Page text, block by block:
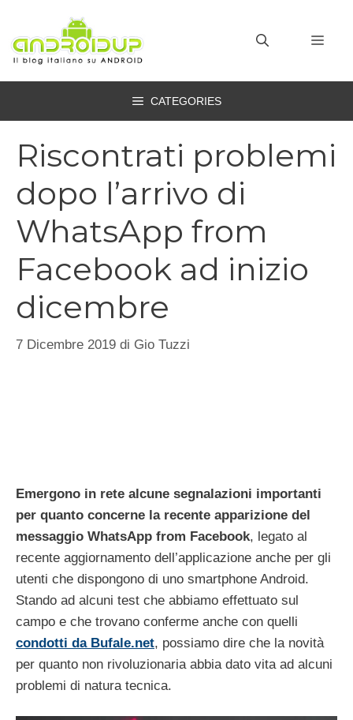
contenuto
CATEGORIES
Riscontrati problemi
dopo l’arrivo di
WhatsApp from
Facebook ad inizio
dicembre
7 Dicembre 2019 di Gio Tuzzi
Emergono in rete alcune segnalazioni importanti
per quanto concerne la recente apparizione del
messaggio WhatsApp from Facebook, legato al
recente aggiornamento dell’applicazione anche per gli
utenti che dispongono di uno smartphone Android.
Stando ad alcuni test che abbiamo effettuato sul
campo e che trovano conferme anche con quelli
condotti da Bufale.net, possiamo dire che la novità
per quanto non rivoluzionaria abbia dato vita ad alcuni
problemi di natura tecnica.